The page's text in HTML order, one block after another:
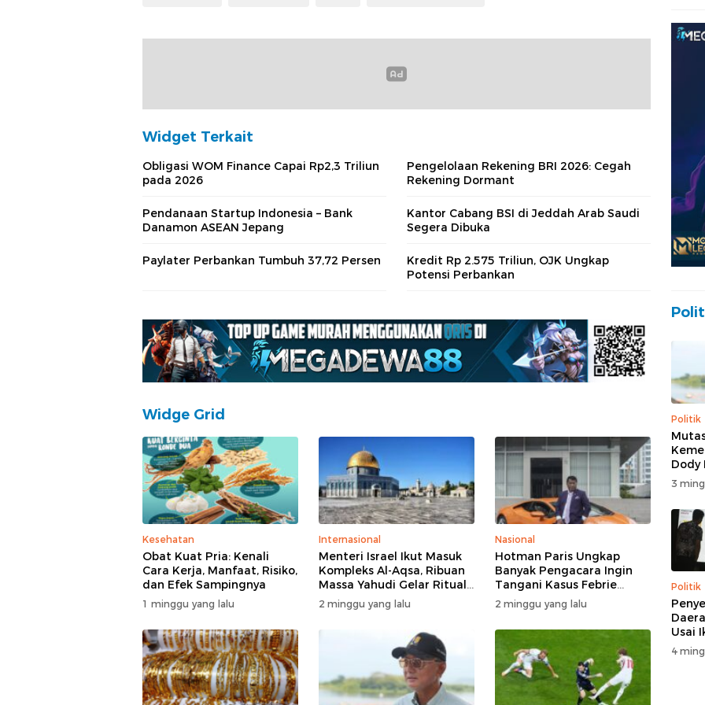
Widget Terkait
Obligasi WOM Finance Capai Rp2,3 Triliun
pada 2026
Pengelolaan Rekening BRI 2026: Cegah
Rekening Dormant
Pendanaan Startup Indonesia – Bank
Danamon ASEAN Jepang
Kantor Cabang BSI di Jeddah Arab Saudi
Segera Dibuka
Paylater Perbankan Tumbuh 37,72 Persen
Kredit Rp 2.575 Triliun, OJK Ungkap
Potensi Perbankan
Widge Grid
Kesehatan
Obat Kuat Pria: Kenali
Cara Kerja, Manfaat, Risiko,
dan Efek Sampingnya
1 minggu yang lalu
Internasional
Menteri Israel Ikut Masuk
Kompleks Al-Aqsa, Ribuan
Massa Yahudi Gelar Ritual
di Tengah Pengamanan
Polisi
2 minggu yang lalu
Nasional
Hotman Paris Ungkap
Banyak Pengacara Ingin
Tangani Kasus Febrie
Adriansyah: Disebut “The
Dream Case”
2 minggu yang lalu
Politik
Dody
Beri
3
Politik
Usai
4